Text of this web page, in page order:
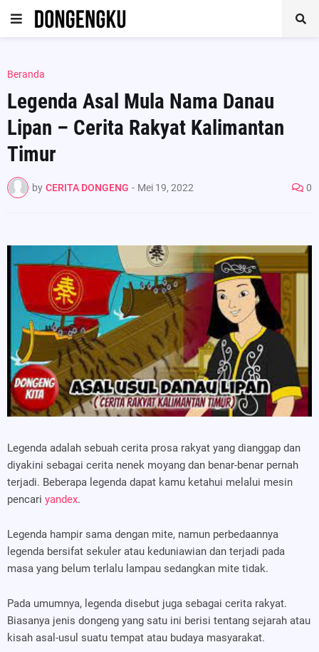
Beranda
Legenda Asal Mula Nama Danau
Lipan – Cerita Rakyat Kalimantan
Timur
by CERITA DONGENG - Mei 19, 2022 0
Legenda adalah sebuah cerita prosa rakyat yang dianggap dan
diyakini sebagai cerita nenek moyang dan benar-benar pernah
terjadi. Beberapa legenda dapat kamu ketahui melalui mesin
pencari yandex.
Legenda hampir sama dengan mite, namun perbedaannya
legenda bersifat sekuler atau keduniawian dan terjadi pada
masa yang belum terlalu lampau sedangkan mite tidak.
Pada umumnya, legenda disebut juga sebagai cerita rakyat.
Biasanya jenis dongeng yang satu ini berisi tentang sejarah atau
kisah asal-usul suatu tempat atau budaya masyarakat.